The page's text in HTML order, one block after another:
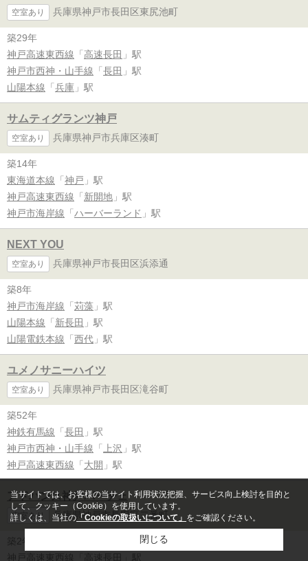
空室あり 兵庫県神戸市長田区東尻池町
築29年
神戸高速東西線 「 高速長田 」駅
神戸市西神・山手線 「 長田 」駅
山陽本線 「 兵庫 」駅
サムティグランツ神戸
空室あり 兵庫県神戸市兵庫区湊町
築14年
東海道本線 「 神戸 」駅
神戸高速東西線 「 新開地 」駅
神戸市海岸線 「 ハーバーランド 」駅
NEXT YOU
空室あり 兵庫県神戸市長田区浜添通
築8年
神戸市海岸線 「 苅藻 」駅
山陽本線 「 新長田 」駅
山陽電鉄本線 「 西代 」駅
ユメノサニーハイツ
空室あり 兵庫県神戸市長田区滝谷町
築52年
神鉄有馬線 「 長田 」駅
神戸市西神・山手線 「 上沢 」駅
神戸高速東西線 「 大開 」駅
アドバンス神戸パーチェ
空室あり 兵庫県神戸市長田区二番町
築2年
神戸高速東西線
高速長田 」駅
当サイトでは、お客様の当サイト利用状況把握、サービス向上検討を目的と
して、クッキー（Cookie）を使用しています。
詳しくは、当社の 「Cookieの取扱いについて」 をご確認ください。
閉じる